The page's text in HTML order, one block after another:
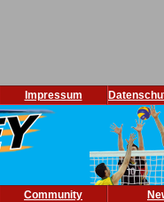
Impressum
Community